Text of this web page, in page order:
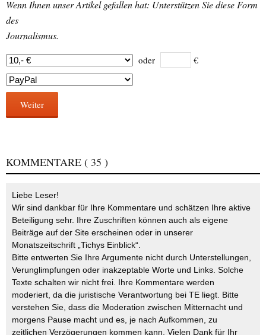
Wenn Ihnen unser Artikel gefallen hat: Unterstützen Sie diese Form
des
Journalismus.
oder €
Weiter
KOMMENTARE ( 35 )
Liebe Leser!
Wir sind dankbar für Ihre Kommentare und schätzen Ihre aktive
Beteiligung sehr. Ihre Zuschriften können auch als eigene
Beiträge auf der Site erscheinen oder in unserer
Monatszeitschrift „Tichys Einblick“.
Bitte entwerten Sie Ihre Argumente nicht durch Unterstellungen,
Verunglimpfungen oder inakzeptable Worte und Links. Solche
Texte schalten wir nicht frei. Ihre Kommentare werden
moderiert, da die juristische Verantwortung bei TE liegt. Bitte
verstehen Sie, dass die Moderation zwischen Mitternacht und
morgens Pause macht und es, je nach Aufkommen, zu
zeitlichen Verzögerungen kommen kann. Vielen Dank für Ihr